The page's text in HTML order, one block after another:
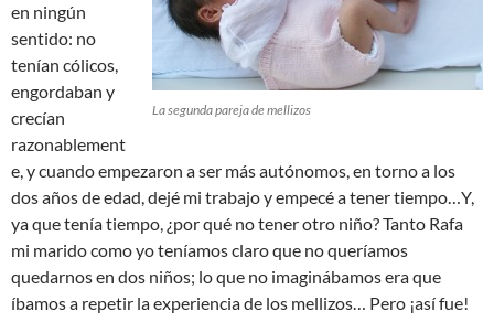
La segunda pareja de mellizos
en ningún
sentido: no
tenían cólicos,
engordaban y
crecían
razonablement
e, y cuando empezaron a ser más autónomos, en torno a los
dos años de edad, dejé mi trabajo y empecé a tener tiempo…Y,
ya que tenía tiempo, ¿por qué no tener otro niño? Tanto Rafa
mi marido como yo teníamos claro que no queríamos
quedarnos en dos niños; lo que no imaginábamos era que
íbamos a repetir la experiencia de los mellizos… Pero ¡así fue!